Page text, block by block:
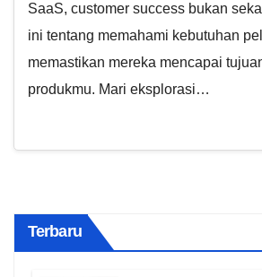
SaaS, customer success bukan
ini tentang memahami kebutuhan
memastikan mereka mencapai
produkmu. Mari eksplorasi…
Terbaru